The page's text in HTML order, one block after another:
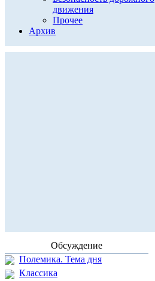
движения
Прочее
Архив
Обсуждение
Полемика. Тема дня
Классика